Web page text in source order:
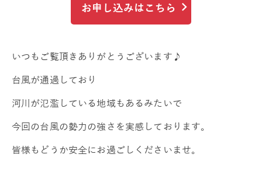
お申し込みはこちら
いつもご覧頂きありがとうございます♪
台風が通過しており
河川が氾濫している地域もあるみたいで
今回の台風の勢力の強さを実感しております。
皆様もどうか安全にお過ごしくださいませ。